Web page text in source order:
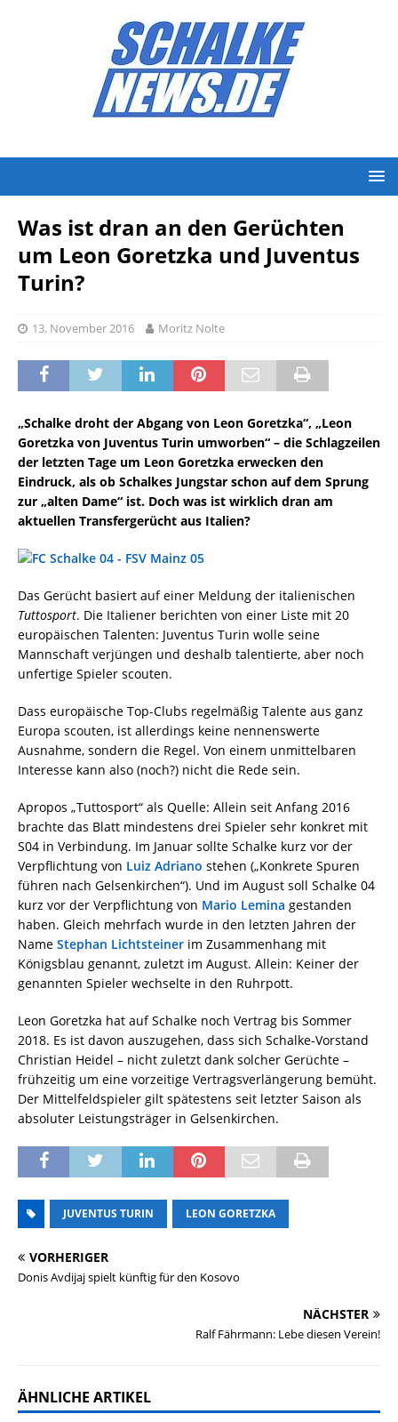
Was ist dran an den Gerüchten
um Leon Goretzka und Juventus
Turin?
13. November 2016 Moritz Nolte
„Schalke droht der Abgang von Leon Goretzka“, „Leon
Goretzka von Juventus Turin umworben“ – die Schlagzeilen
der letzten Tage um Leon Goretzka erwecken den
Eindruck, als ob Schalkes Jungstar schon auf dem Sprung
zur „alten Dame“ ist. Doch was ist wirklich dran am
aktuellen Transfergerücht aus Italien?
Das Gerücht basiert auf einer Meldung der italienischen
Tuttosport. Die Italiener berichten von einer Liste mit 20
europäischen Talenten: Juventus Turin wolle seine
Mannschaft verjüngen und deshalb talentierte, aber noch
unfertige Spieler scouten.
Dass europäische Top-Clubs regelmäßig Talente aus ganz
Europa scouten, ist allerdings keine nennenswerte
Ausnahme, sondern die Regel. Von einem unmittelbaren
Interesse kann also (noch?) nicht die Rede sein.
Apropos „Tuttosport“ als Quelle: Allein seit Anfang 2016
brachte das Blatt mindestens drei Spieler sehr konkret mit
S04 in Verbindung. Im Januar sollte Schalke kurz vor der
Verpflichtung von Luiz Adriano stehen („Konkrete Spuren
führen nach Gelsenkirchen“). Und im August soll Schalke 04
kurz vor der Verpflichtung von Mario Lemina gestanden
haben. Gleich mehrfach wurde in den letzten Jahren der
Name Stephan Lichtsteiner im Zusammenhang mit
Königsblau genannt, zuletzt im August. Allein: Keiner der
genannten Spieler wechselte in den Ruhrpott.
Leon Goretzka hat auf Schalke noch Vertrag bis Sommer
2018. Es ist davon auszugehen, dass sich Schalke-Vorstand
Christian Heidel – nicht zuletzt dank solcher Gerüchte –
frühzeitig um eine vorzeitige Vertragsverlängerung bemüht.
Der Mittelfeldspieler gilt spätestens seit letzter Saison als
absoluter Leistungsträger in Gelsenkirchen.
JUVENTUS TURIN LEON GORETZKA
VORHERIGER
Donis Avdijaj spielt künftig für den Kosovo
NÄCHSTER
Ralf Fährmann: Lebe diesen Verein!
ÄHNLICHE ARTIKEL